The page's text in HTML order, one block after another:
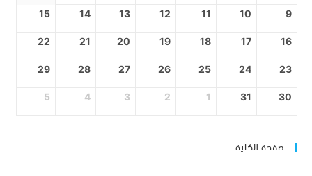
9
10
11
12
13
14
15
16
17
18
19
20
21
22
23
24
25
26
27
28
29
30
31
1
2
3
4
5
صفحة الكلية